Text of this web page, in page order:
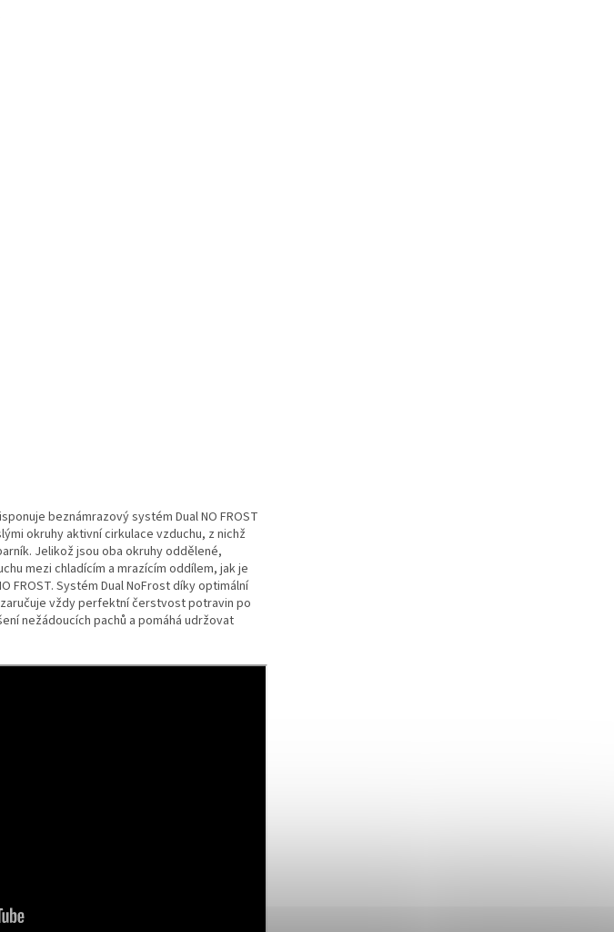
beznámrazový systém Dual NO FROST
okruhy aktivní cirkulace vzduchu, z nichž
Jelikož jsou oba okruhy oddělené,
mezi chladícím a mrazícím oddílem, jak je
FROST. Systém Dual NoFrost díky optimální
vždy perfektní čerstvost potravin po
nežádoucích pachů a pomáhá udržovat